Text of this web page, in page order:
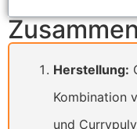
Herstellung:
Kombination
und